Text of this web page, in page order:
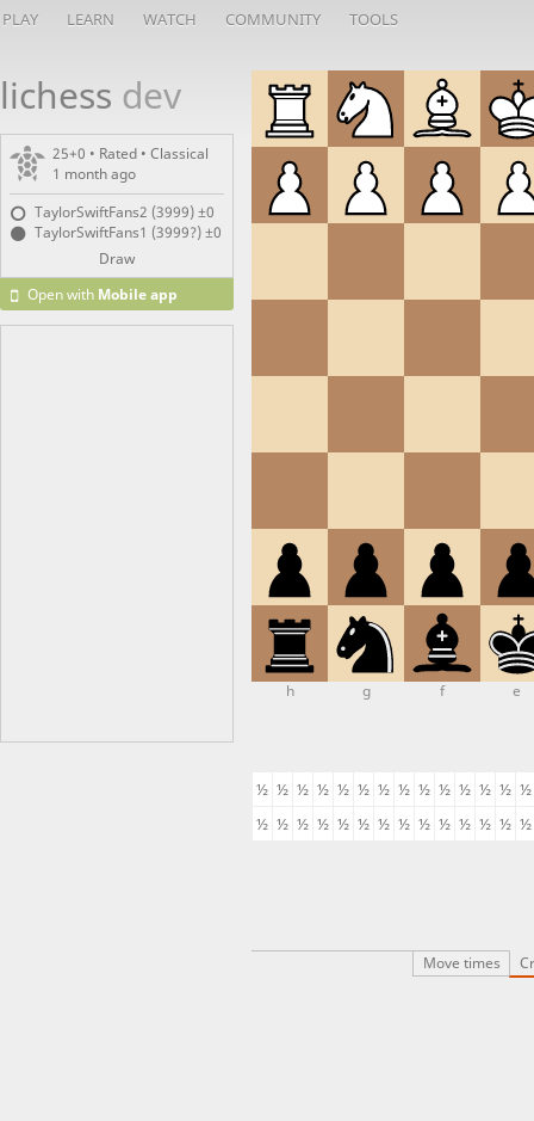
PLAY LEARN WATCH COMMUNITY TOOLS
lichess dev
25+0 • Rated • Classical
1 month ago
TaylorSwiftFans2 (3999)±0
TaylorSwiftFans1 (3999?)±0
Draw
Open with Mobile app
e
f
g
h
½ ½ ½ ½ ½ ½ ½ ½ ½ ½ ½ ½ ½ ½
½ ½ ½ ½ ½ ½ ½ ½ ½ ½ ½ ½ ½ ½
Move times